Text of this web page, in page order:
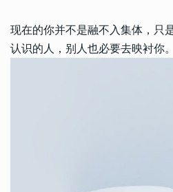
现在的你并不是融不入集体，只
认识的人，别人也必要去映衬你。